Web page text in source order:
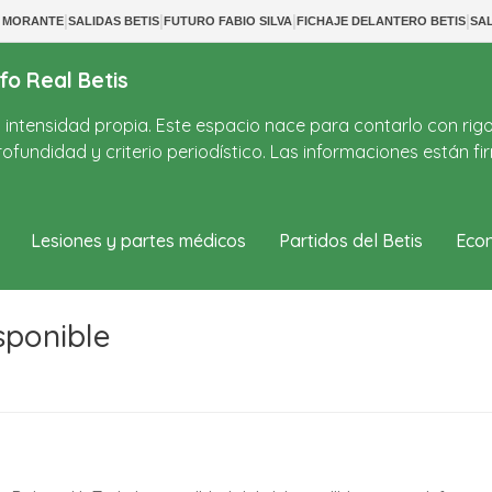
|SALIDAS BETIS|FUTURO FABIO SILVA|FICHAJE DELANTERO BETIS|
Real Betis
intensidad propia. Este espacio nace para contarlo con
y criterio periodístico. Las informaciones están
Lesiones y partes médicos Partidos del Betis